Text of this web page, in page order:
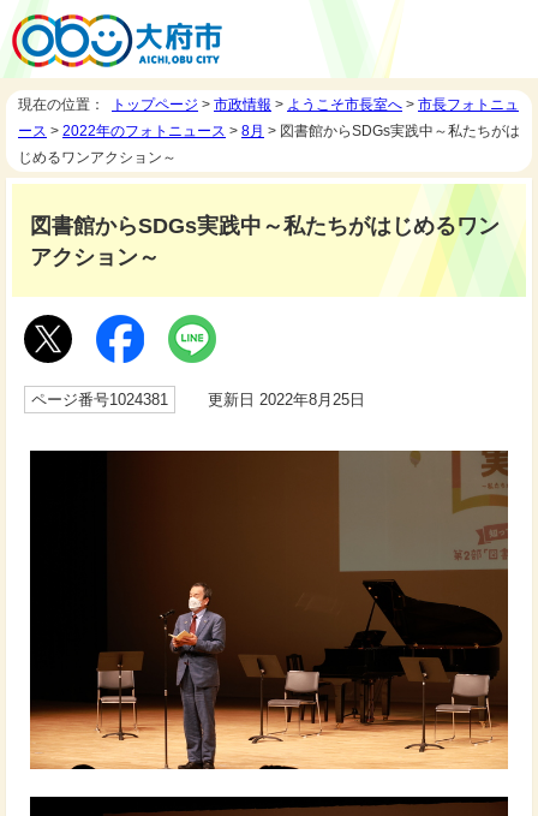
現在の位置： トップページ > 市政情報 > ようこそ市長室へ > 市長フォトニュ
ース > 2022年のフォトニュース > 8月 > 図書館からSDGs実践中～私たちがは
じめるワンアクション～
図書館からSDGs実践中～私たちがはじめるワン
アクション～
ページ番号1024381 更新日 2022年8月25日